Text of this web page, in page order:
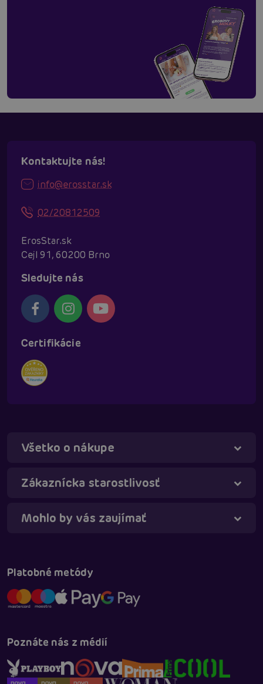
Kontaktujte nás!
info@erosstar.sk
02/20812509
ErosStar.sk
Cejl 91, 60200 Brno
Sledujte nás
Certifikácie
Všetko o nákupe
Zákaznícka starostlivosť
Mohlo by vás zaujímať
Platobné metódy
Poznáte nás z médií
Táňa - virtuálna asistentka